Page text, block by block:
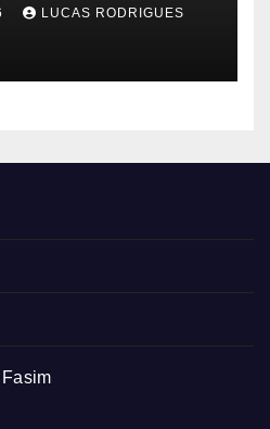
LUCAS RODRIGUES